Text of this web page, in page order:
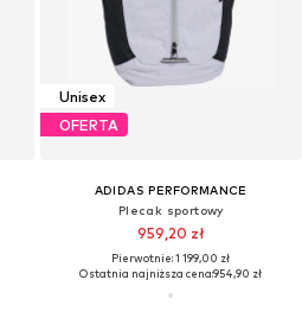
Unisex
OFERTA
ADIDAS PERFORMANCE
Plecak sportowy
959,20 zł
Pierwotnie: 1 199,00 zł
Ostatnia najniższa cena:954,90 zł